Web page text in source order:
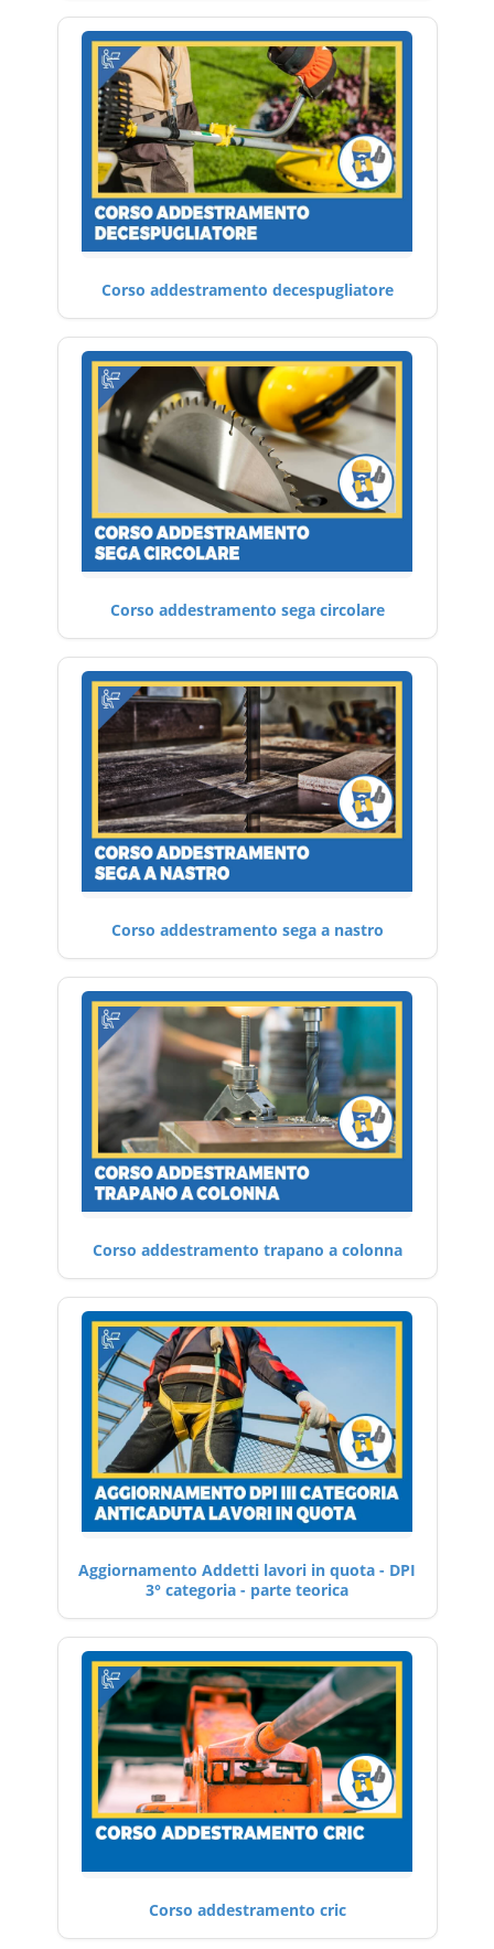
Corso addestramento decespugliatore
Corso addestramento sega circolare
Corso addestramento sega a nastro
Corso addestramento trapano a colonna
Aggiornamento Addetti lavori in quota - DPI
3° categoria - parte teorica
Corso addestramento cric